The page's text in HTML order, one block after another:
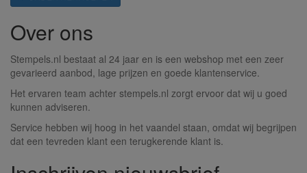
Over ons
Stempels.nl bestaat al 24 jaar en is een webshop met een zeer
gevarieerd aanbod, lage prijzen en goede klantenservice.
Het ervaren team achter stempels.nl zorgt ervoor dat wij u goed
kunnen adviseren.
Service hebben wij hoog in het vaandel staan, omdat wij begrijpen
dat een tevreden klant een terugkerende klant is.